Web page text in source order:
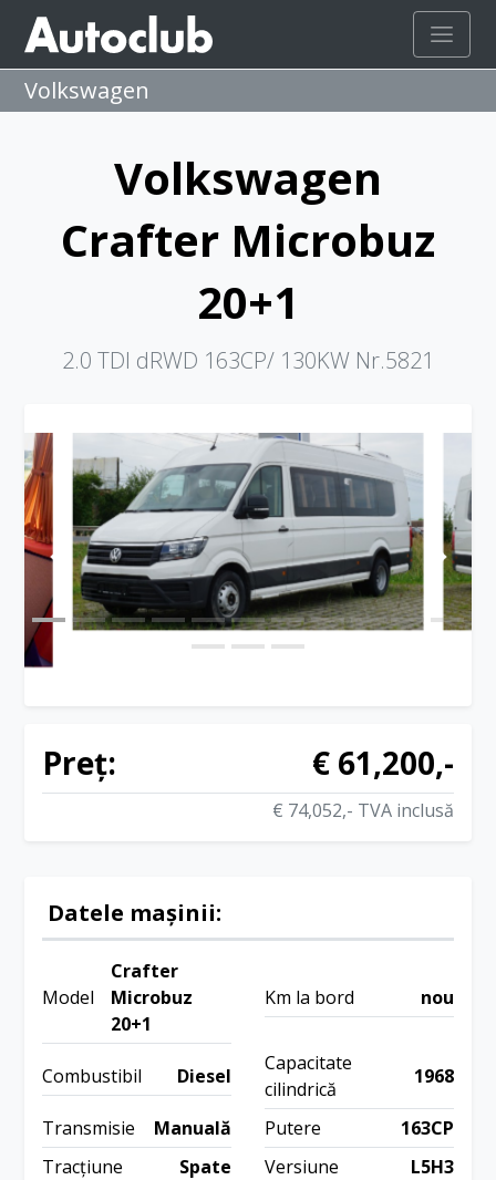
Volkswagen
Volkswagen
Crafter Microbuz
20+1
2.0 TDI dRWD 163CP/ 130KW Nr.5821
Preț: € 61,200,-
€ 74,052,- TVA inclusă
Datele mașinii:
Model
Crafter
Microbuz
20+1
Km la bord nou
Combustibil Diesel
Capacitate
cilindrică
1968
Transmisie Manuală Putere
163CP
Tracțiune
Spate Versiune
L5H3